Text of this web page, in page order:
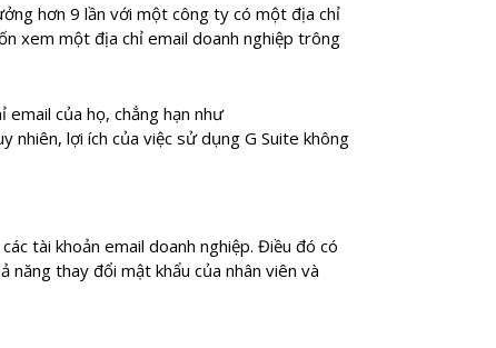
hơn 9 lần với một công ty có một địa chỉ
xem một địa chỉ email doanh nghiệp trông
email của họ, chẳng hạn như
nhiên, lợi ích của việc sử dụng G Suite không
tài khoản email doanh nghiệp. Điều đó có
năng thay đổi mật khẩu của nhân viên và